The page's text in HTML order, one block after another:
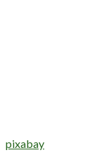
pixabay